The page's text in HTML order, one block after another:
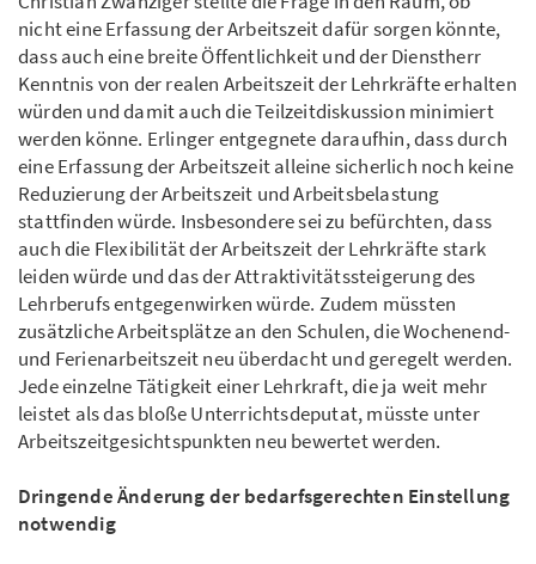
nicht eine Erfassung der Arbeitszeit dafür sorgen könnte,
dass auch eine breite Öffentlichkeit und der Dienstherr
Kenntnis von der realen Arbeitszeit der Lehrkräfte erhalten
würden und damit auch die Teilzeitdiskussion minimiert
werden könne. Erlinger entgegnete daraufhin, dass durch
eine Erfassung der Arbeitszeit alleine sicherlich noch keine
Reduzierung der Arbeitszeit und Arbeitsbelastung
stattfinden würde. Insbesondere sei zu befürchten, dass
auch die Flexibilität der Arbeitszeit der Lehrkräfte stark
leiden würde und das der Attraktivitätssteigerung des
Lehrberufs entgegenwirken würde. Zudem müssten
zusätzliche Arbeitsplätze an den Schulen, die Wochenend-
und Ferienarbeitszeit neu überdacht und geregelt werden.
Jede einzelne Tätigkeit einer Lehrkraft, die ja weit mehr
leistet als das bloße Unterrichtsdeputat, müsste unter
Arbeitszeitgesichtspunkten neu bewertet werden.
Dringende Änderung der bedarfsgerechten Einstellung
notwendig